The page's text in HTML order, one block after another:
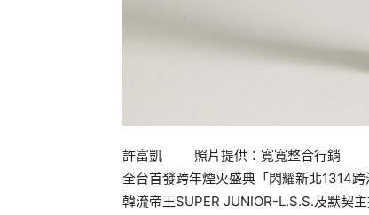
許富凱 照片提供：寬寬整合行銷
全台首發跨年煙火盛典「閃耀新北1314
韓流帝王SUPER JUNIOR-L.S.S.及默契